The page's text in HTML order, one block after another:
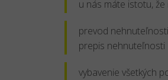
u nás máte istotu,
prevod
prepis nehnuteľnosti
vybavenie všetkých